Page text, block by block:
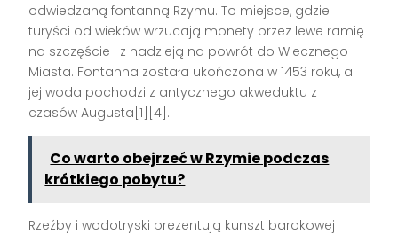
odwiedzaną fontanną Rzymu. To miejsce, gdzie
turyści od wieków wrzucają monety przez lewe ramię
na szczęście i z nadzieją na powrót do Wiecznego
Miasta. Fontanna została ukończona w 1453 roku, a
jej woda pochodzi z antycznego akweduktu z
czasów Augusta[1][4].
Co warto obejrzeć w Rzymie podczas
krótkiego pobytu?
Rzeźby i wodotryski prezentują kunszt barokowej